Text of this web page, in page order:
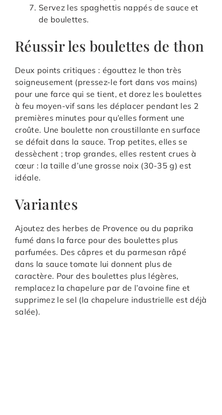
Servez les spaghettis nappés de sauce et
de boulettes.
Réussir les boulettes de thon
Deux points critiques : égouttez le thon très
soigneusement (pressez-le fort dans vos mains)
pour une farce qui se tient, et dorez les boulettes
à feu moyen-vif sans les déplacer pendant les 2
premières minutes pour qu’elles forment une
croûte. Une boulette non croustillante en surface
se défait dans la sauce. Trop petites, elles se
dessèchent ; trop grandes, elles restent crues à
cœur : la taille d’une grosse noix (30-35 g) est
idéale.
Variantes
Ajoutez des herbes de Provence ou du paprika
fumé dans la farce pour des boulettes plus
parfumées. Des câpres et du parmesan râpé
dans la sauce tomate lui donnent plus de
caractère. Pour des boulettes plus légères,
remplacez la chapelure par de l’avoine fine et
supprimez le sel (la chapelure industrielle est déjà
salée).